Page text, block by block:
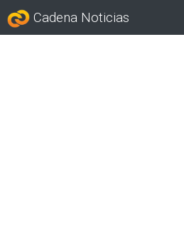
Cadena Noticias